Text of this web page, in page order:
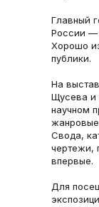
Главный
России —
Хорошо
публики.
На
Щусева и
научном
жанровые
Свода,
чертежи,
впервые.
Для